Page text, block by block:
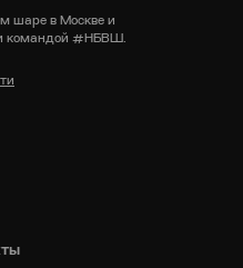
шаре в Москве и
и командой #НБВШ.